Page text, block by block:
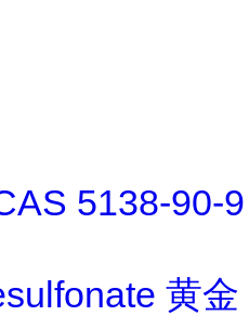
5138-90-9
黄金